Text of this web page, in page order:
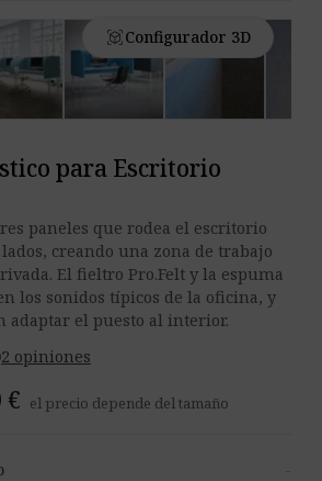
view_in_arConfigurador 3D
para Escritorio
paneles que rodea el escritorio
creando una zona de trabajo
El fieltro Pro.Felt y la espuma
los sonidos típicos de la oficina, y
adaptar el puesto al interior.
2 opiniones
€ el precio depende del tamaño